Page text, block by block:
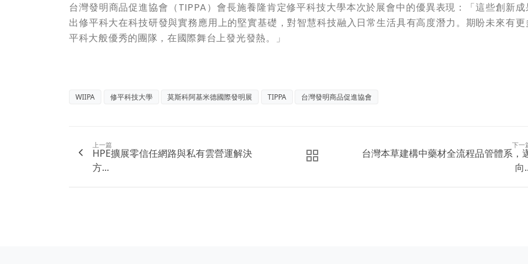
台灣發明商品促進協會（TIPPA）會長施養隆肯定修平科技大學本次於展會中的優異表現：「這些創新成
出修平科大在科技研發與實務應用上的堅實基礎，對智慧科技融入日常生活具有高度潛力。期盼未來有更
平科大般優秀的團隊，在國際舞台上發光發熱。」
WIIPA 修平科技大學 莫斯科阿基米德國際發明展 TIPPA 台灣發明商品促進協會
上一篇
HPE擴展零信任網路與私有雲營運解決
方...
下一
台灣本草建構中藥材全流程品管體系，
向